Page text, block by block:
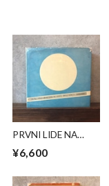
PRVNI LIDE NA
¥6,600